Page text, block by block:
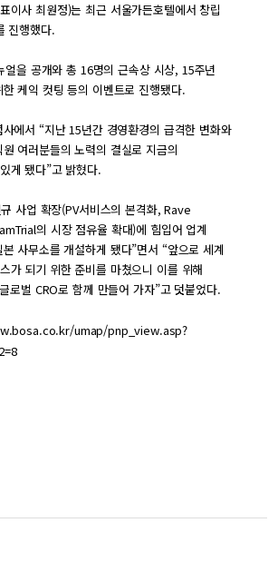
이사 최원정)는 최근 서울가든호텔에서 창립
진행했다.
얼을 공개와 총 16명의 근속상 시상, 15주년
케익 컷팅 등의 이벤트로 진행됐다.
에서 “지난 15년간 경영환경의 급격한 변화와
여러분들의 노력의 결실로 지금의
게 됐다”고 밝혔다.
사업 확장(PV서비스의 본격화, Rave
의 시장 점유율 확대)에 힘입어 업계
사무소를 개설하게 됐다”면서 “앞으로 세계
가 되기 위한 준비를 마쳤으니 이를 위해
로벌 CRO로 함께 만들어 가자”고 덧붙었다.
umap/pnp_view.asp?